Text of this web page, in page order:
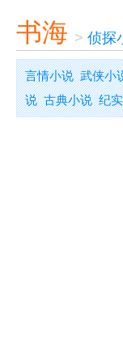
书海 > 侦探
言情小说 武侠小
说 古典小说 纪